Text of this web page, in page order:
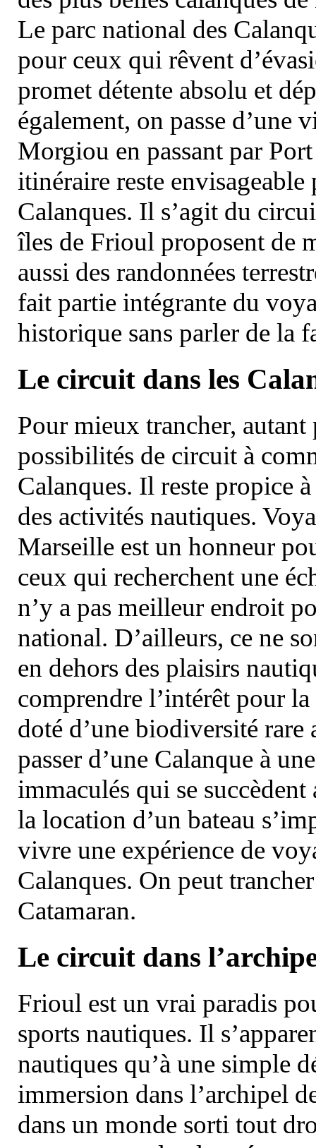
Le parc national des
pour ceux qui rêvent
promet détente absolu et
également, on passe d’une
Morgiou en passant par
itinéraire reste
Calanques. Il s’agit du
îles de Frioul proposent de
aussi des randonnées
fait partie intégrante du
historique sans parler de la
Le circuit dans les
Pour mieux trancher, autant
possibilités de circuit à
Calanques. Il reste propice
des activités nautiques.
Marseille est un honneur
ceux qui recherchent une
n’y a pas meilleur endroit
national. D’ailleurs, ce ne
en dehors des plaisirs
comprendre l’intérêt pour
doté d’une biodiversité
passer d’une Calanque à
immaculés qui se
la location d’un bateau
vivre une expérience de
Calanques. On peut
Catamaran.
Le circuit dans
Frioul est un vrai paradis
sports nautiques. Il
nautiques qu’à une simple
immersion dans l’archipel
dans un monde sorti tout